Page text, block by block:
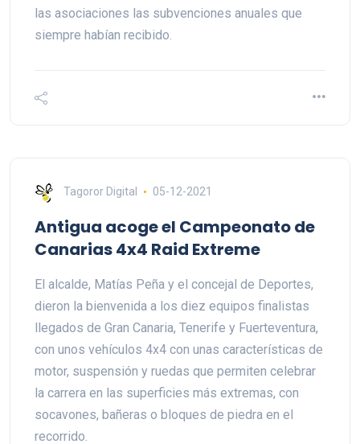
las asociaciones las subvenciones anuales que
siempre habían recibido.
Tagoror Digital 05-12-2021
Antigua acoge el Campeonato de
Canarias 4x4 Raid Extreme
El alcalde, Matías Peña y el concejal de Deportes,
dieron la bienvenida a los diez equipos finalistas
llegados de Gran Canaria, Tenerife y Fuerteventura,
con unos vehículos 4x4 con unas características de
motor, suspensión y ruedas que permiten celebrar
la carrera en las superficies más extremas, con
socavones, bañeras o bloques de piedra en el
recorrido.